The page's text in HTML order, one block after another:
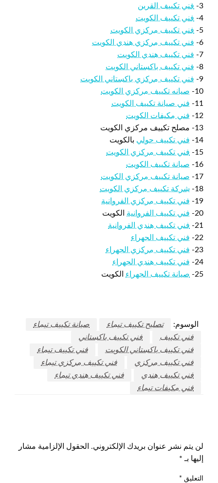
3-
فني تكييف القرين
4-
فني تكييف الكويت
5-
فني تكييف مركزي الكويت
6-
فني تكييف مركزي هندي الكويت
7-
فني تكييف هندي الكويت
8-
فني تكييف باكستاني الكويت
9-
فني تكييف مركزي باكستاني الكويت
10-
صيانه تكييف مركزي الكويت
11-
فني صيانة تكييف الكويت
12-
فني مكيفات الكويت
13- مصلح تكييف مركزي الكويت
14-
فني تكييف حولي بالكويت
15-
فني تكييف مركزي الكويت
16-
صيانة تكييف الكويت
17-
صيانة تكييف مركزي الكويت
18-
شركة تكييف مركزي الكويت
19-
فني تكييف مركزي الفروانية
20-
فني تكييف الفروانية الكويت
21-
فني تكييف هندي الفروانية
22-
فني تكييف الجهراء
23-
فني تكييف مركزي الجهراء
24-
فني تكييف هندي الجهراء
25-
صيانة تكييف الجهراء الكويت
الوسوم: تصليح تكييف تيماء
صيانة تكييف تيماء
فني تكييف
فني تكييف باكستاني
فني تكييف باكستاني الكويت
فني تكييف تيماء
فني تكييف مركزي
فني تكييف مركزي تيماء
فني تكييف هندي
فني تكييف هندي تيماء
فني مكيفات تيماء
لن يتم نشر عنوان بريدك الإلكتروني.
الحقول الإلزامية مشار
إليها بـ *
التعليق *